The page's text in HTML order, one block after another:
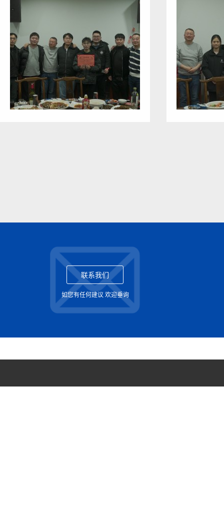
联系我们
如您有任何建议 欢迎垂询